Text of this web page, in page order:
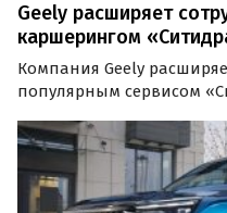
Geely расширяет
каршерингом
Компания Geely
популярным сервисом
долгосрочной аренды
корпоративный